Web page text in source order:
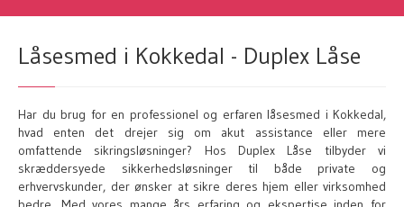
Låsesmed i Kokkedal - Duplex Låse
Har du brug for en professionel og erfaren låsesmed i Kokkedal,
hvad enten det drejer sig om akut assistance eller mere
omfattende sikringsløsninger? Hos Duplex Låse tilbyder vi
skræddersyede sikkerhedsløsninger til både private og
erhvervskunder, der ønsker at sikre deres hjem eller virksomhed